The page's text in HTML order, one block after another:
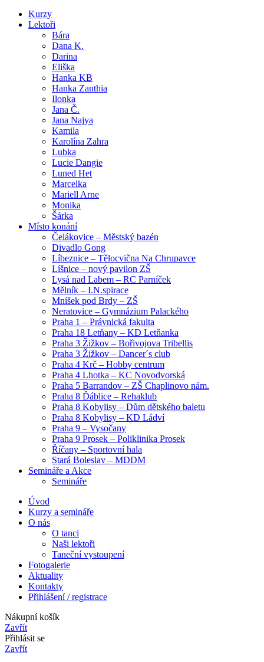
Kurzy
Lektoři
Bára
Dana K.
Darina
Eliška
Hanka KB
Hanka Zanthia
Ilonka
Jana Č.
Jana Najya
Kamila
Karolína Zahra
Lubka
Lucie Dangie
Luned Het
Marcelka
Mariell Arne
Monika
Šárka
Místo konání
Čelákovice – Městský bazén
Divadlo Gong
Líbeznice – Tělocvična Na Chrupavce
Líšnice – nový pavilon ZŠ
Lysá nad Labem – RC Parníček
Mělník – I.N.spirace
Mníšek pod Brdy – ZŠ
Neratovice – Gymnázium Palackého
Praha 1 – Právnická fakulta
Praha 18 Letňany – KD Letňanka
Praha 3 Žižkov – Bořivojova Tribellis
Praha 3 Žižkov – Dancer´s club
Praha 4 Krč – Hobby centrum
Praha 4 Lhotka – KC Novodvorská
Praha 5 Barrandov – ZŠ Chaplinovo nám.
Praha 8 Ďáblice – Rehaklub
Praha 8 Kobylisy – Dům dětského baletu
Praha 8 Kobylisy – KD Ládví
Praha 9 – Vysočany
Praha 9 Prosek – Poliklinika Prosek
Říčany – Sportovní hala
Stará Boleslav – MDDM
Semináře a Akce
Semináře
Úvod
Kurzy a semináře
O nás
O tanci
Naši lektoři
Taneční vystoupení
Fotogalerie
Aktuality
Kontakty
Přihlášení / registrace
Nákupní košík
Zavřít
Přihlásit se
Zavřít